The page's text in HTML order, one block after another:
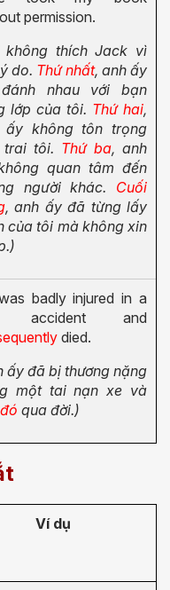
permission.
không thích Jack vì
do. Thứ nhất, anh ấy
nhau với bạn
lớp của tôi. Thứ hai,
ấy không tôn trọng
trai tôi. Thứ ba, anh
quan tâm đến
người khác. Cuối
, anh ấy đã từng lấy
của tôi mà không xin
badly injured in a
accident and
died.
ấy đã bị thương nặng
một tai nạn xe và
qua đời.)
Ví dụ